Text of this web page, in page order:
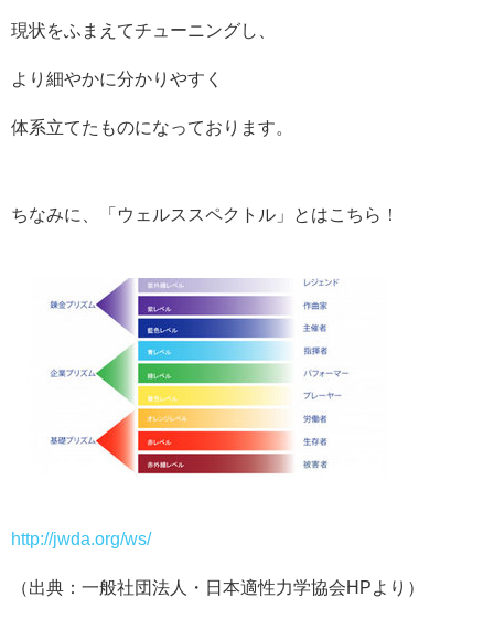
現状をふまえてチューニングし、
より細やかに分かりやすく
体系立てたものになっております。
ちなみに、「ウェルススペクトル」とはこちら！
http://jwda.org/ws/
（出典：一般社団法人・日本適性力学協会HPより）